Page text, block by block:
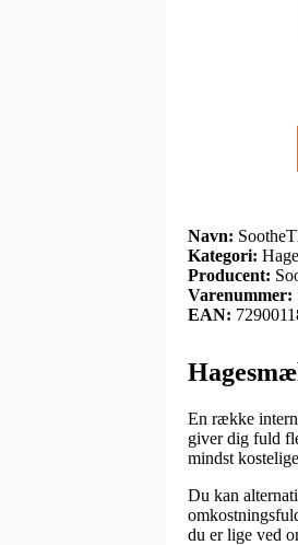
Navn:
Kategori:
Producent:
Varenummer:
EAN:
En række
giver dig fuld
mindst
Du kan
du er lige ved